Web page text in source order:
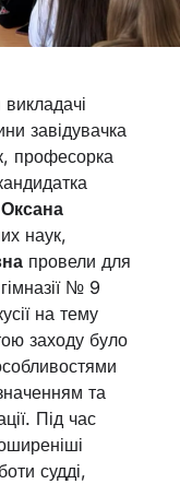
завідувачка
професорка
наук,
провели для
№ 9
на тему
заходу було
та
Під час
судді,